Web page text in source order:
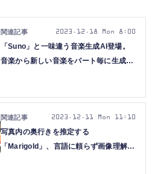
「Suno」と一味違う音楽生成AI登場。
音楽から新しい音楽をパート毎に生成
成AIウィークリー）
2023.12.18 Mon 8:00
写真内の奥行きを推定する
「Marigold」、言語に頼らず画像理解す
2023.12.11 Mon 11:10